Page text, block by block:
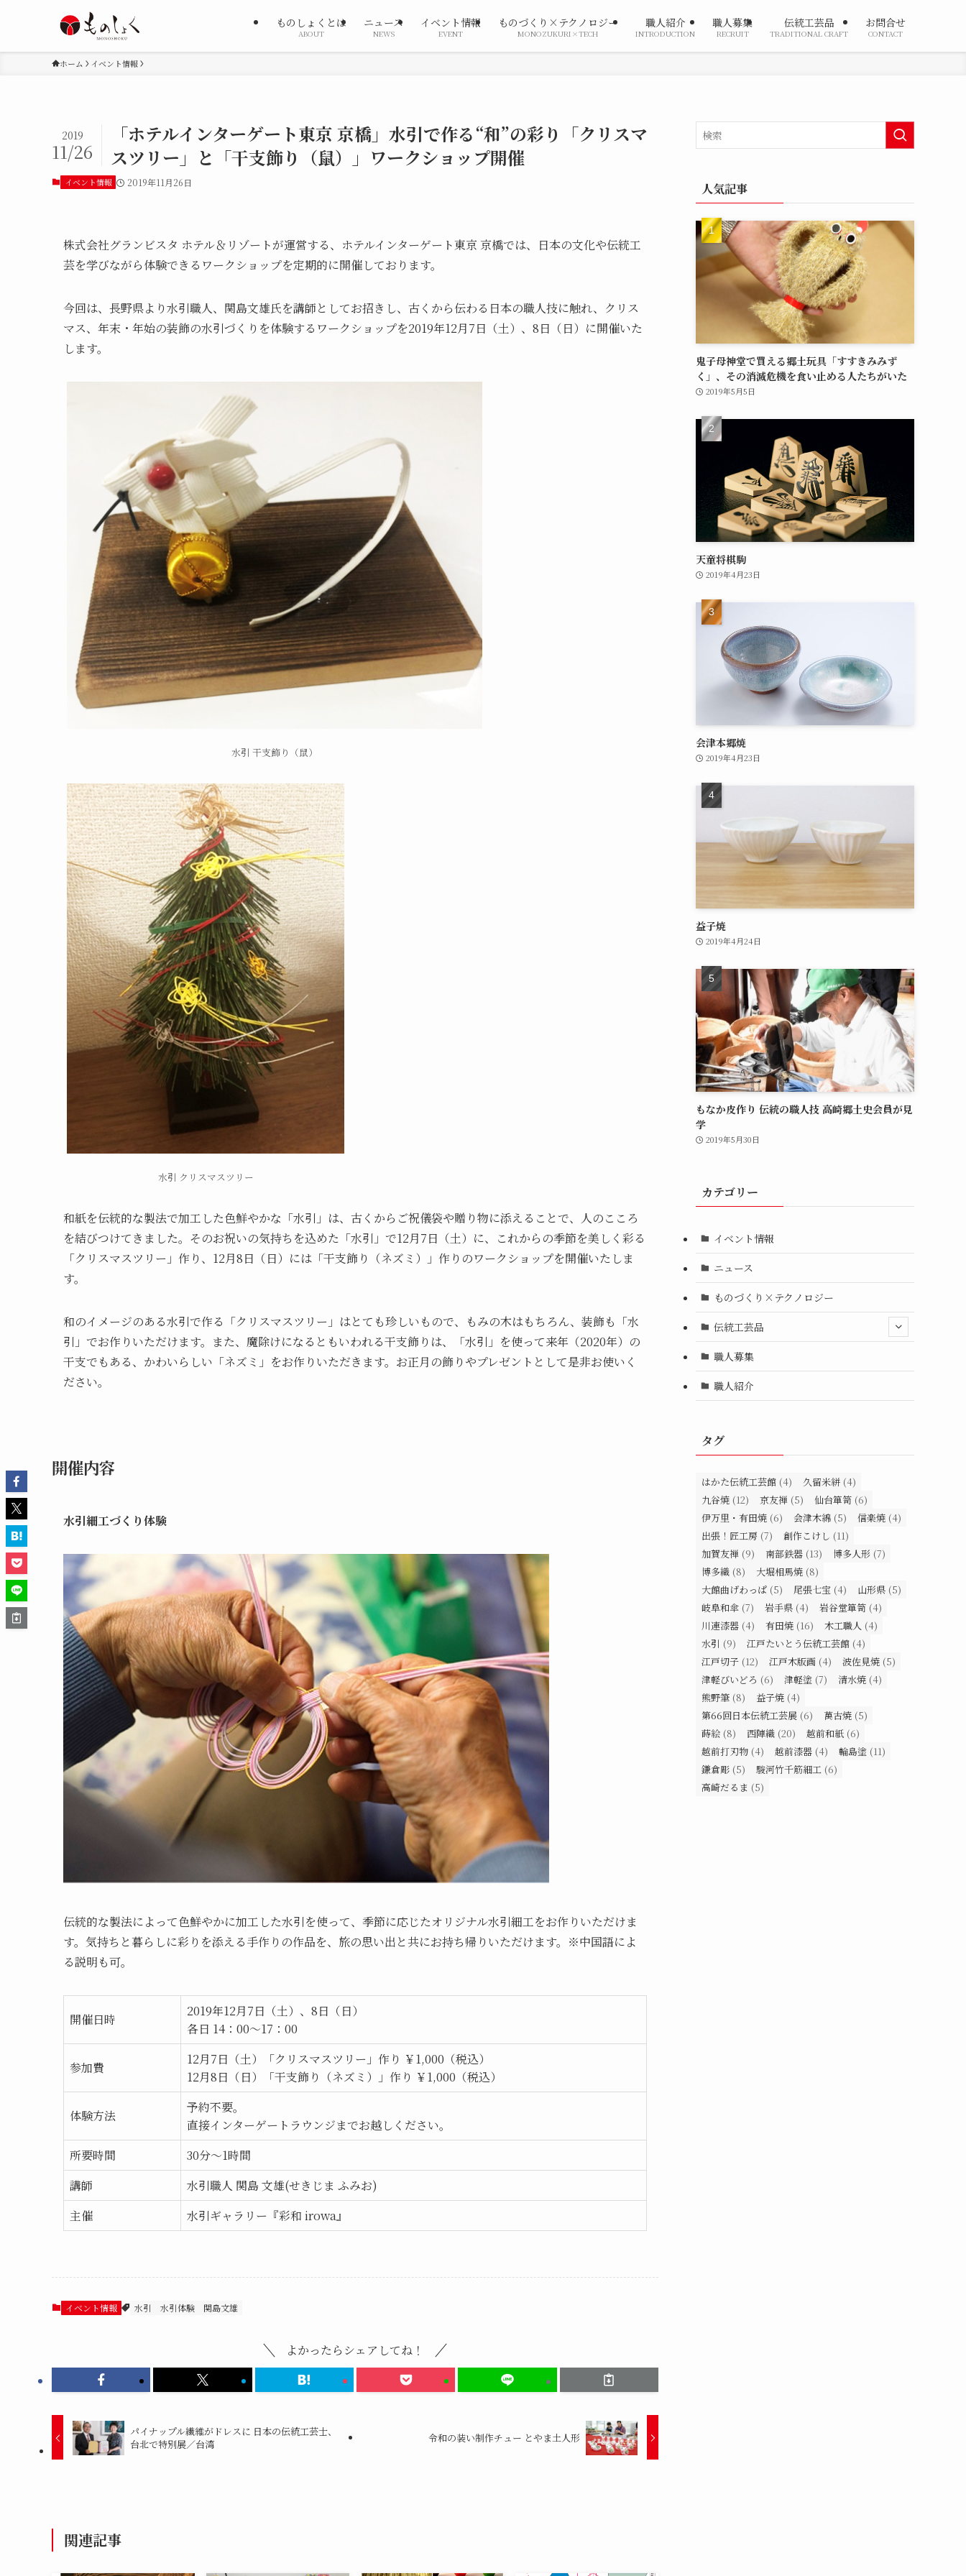
ものしょくとは
ABOUT
ニュース
NEWS
イベント情報
EVENT
ものづくり×テクノロジー
MONOZUKURI×TECH
職人紹介
INTRODUCTION
職人募集
RECRUIT
伝統工芸品
TRADITIONAL CRAFT
お問合せ
CONTACT
ホーム イベント情報
「ホテルインターゲート東京 京橋」水引で作る“和”の彩り「クリスマ
スツリー」と「干支飾り（鼠）」ワークショップ開催
2019
11/26
イベント情報 2019年11月26日
株式会社グランビスタ ホテル＆リゾートが運営する、ホテルインターゲート東京 京橋では、日本の文化や伝統工
芸を学びながら体験できるワークショップを定期的に開催しております。
今回は、長野県より水引職人、関島文雄氏を講師としてお招きし、古くから伝わる日本の職人技に触れ、クリス
マス、年末・年始の装飾の水引づくりを体験するワークショップを2019年12月7日（土）、8日（日）に開催いた
します。
水引 干支飾り（鼠）
水引 クリスマスツリー
和紙を伝統的な製法で加工した色鮮やかな「水引」は、古くからご祝儀袋や贈り物に添えることで、人のこころ
を結びつけてきました。そのお祝いの気持ちを込めた「水引」で12月7日（土）に、これからの季節を美しく彩る
「クリスマスツリー」作り、12月8日（日）には「干支飾り（ネズミ）」作りのワークショップを開催いたしま
す。
和のイメージのある水引で作る「クリスマスツリー」はとても珍しいもので、もみの木はもちろん、装飾も「水
引」でお作りいただけます。また、魔除けになるともいわれる干支飾りは、「水引」を使って来年（2020年）の
干支でもある、かわいらしい「ネズミ」をお作りいただきます。お正月の飾りやプレゼントとして是非お使いく
ださい。
開催内容
水引細工づくり体験
伝統的な製法によって色鮮やかに加工した水引を使って、季節に応じたオリジナル水引細工をお作りいただけま
す。気持ちと暮らしに彩りを添える手作りの作品を、旅の思い出と共にお持ち帰りいただけます。※中国語によ
る説明も可。
開催日時
2019年12月7日（土）、8日（日）
各日 14：00～17：00
参加費
12月7日（土）「クリスマスツリー」作り ￥1,000（税込）
12月8日（日）「干支飾り（ネズミ）」作り ￥1,000（税込）
体験方法
予約不要。
直接インターゲートラウンジまでお越しください。
所要時間
30分～1時間
講師
水引職人 関島 文雄(せきじま ふみお)
主催
水引ギャラリー『彩和 irowa』
イベント情報 水引 水引体験 関島文雄
よかったらシェアしてね！
パイナップル繊維がドレスに 日本の伝統工芸士、
台北で特別展／台湾
令和の装い制作チュー とやま土人形
関連記事
人気記事
鬼子母神堂で買える郷土玩具「すすきみみず
く」、その消滅危機を食い止める人たちがいた
2019年5月5日
天童将棋駒
2019年4月23日
会津本郷焼
2019年4月23日
益子焼
2019年4月24日
もなか皮作り 伝統の職人技 高崎郷土史会員が見
学
2019年5月30日
カテゴリー
イベント情報
ニュース
ものづくり×テクノロジー
伝統工芸品
職人募集
職人紹介
タグ
はかた伝統工芸館 (4) 久留米絣 (4)
九谷焼 (12) 京友禅 (5) 仙台箪笥 (6)
伊万里・有田焼 (6) 会津木綿 (5) 信楽焼 (4)
出張！匠工房 (7) 創作こけし (11)
加賀友禅 (9) 南部鉄器 (13) 博多人形 (7)
博多織 (8) 大堀相馬焼 (8)
大館曲げわっぱ (5) 尾張七宝 (4) 山形県 (5)
岐阜和傘 (7) 岩手県 (4) 岩谷堂箪笥 (4)
川連漆器 (4) 有田焼 (16) 木工職人 (4)
水引 (9) 江戸たいとう伝統工芸館 (4)
江戸切子 (12) 江戸木版画 (4) 波佐見焼 (5)
津軽びいどろ (6) 津軽塗 (7) 清水焼 (4)
熊野筆 (8) 益子焼 (4)
第66回日本伝統工芸展 (6) 萬古焼 (5)
蒔絵 (8) 西陣織 (20) 越前和紙 (6)
越前打刃物 (4) 越前漆器 (4) 輪島塗 (11)
鎌倉彫 (5) 駿河竹千筋細工 (6)
高崎だるま (5)